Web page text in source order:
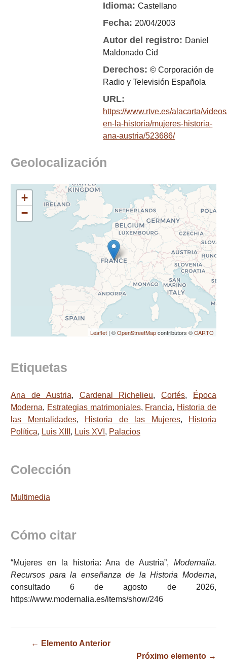
Idioma:Castellano
Fecha:20/04/2003
Autor del registro: Daniel
Maldonado Cid
Derechos:© Corporación de
Radio y Televisión Española
URL:
https://www.rtve.es/alacarta/
en-la-historia/mujeres-historia-
ana-austria/523686/
Geolocalización
+
−
Leaflet | ©OpenStreetMapcontributors ©CARTO
Etiquetas
Ana de Austria, Cardenal Richelieu,Cortés,
Época
Moderna, Estrategias matrimoniales, Francia, Historia de
las Mentalidades, Historia de las Mujeres,
Historia
Política, Luis XIII , Luis XVI , Palacios
Colección
Multimedia
Cómo citar
“Mujeres en la historia: Ana de Austria”, Modernalia.
Recursos para la enseñanza de la Historia Moderna,
consultado 6 de agosto de 2026,
https://www.modernalia.es/items/show/246
← Elemento Anterior
Próximo elemento →